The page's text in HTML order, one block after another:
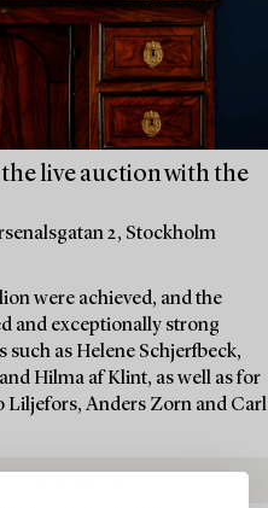
live auction with the
2, Stockholm
were achieved, and the
and exceptionally strong
as Helene Schjerfbeck,
Hilma af Klint, as well as for
Liljefors, Anders Zorn and Carl